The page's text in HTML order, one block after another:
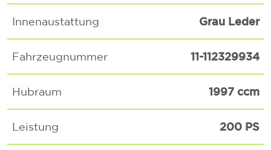
Innenaustattung Grau Leder
Fahrzeugnummer 11-112329934
Hubraum 1997 ccm
Leistung 200 PS